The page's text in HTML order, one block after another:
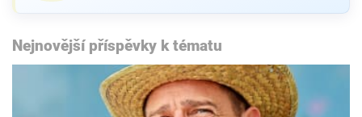
Nejnovější příspěvky k tématu